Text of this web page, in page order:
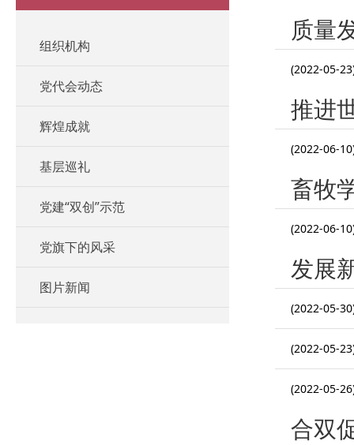
组织机构
党代会动态
辉煌成就
基层巡礼
党建“双创”示范
党旗下的风采
图片新闻
质量
(2022-05-
推进
(2022-06-
畜牧
(2022-06-
发展
(2022-05-
(2022-05-
(2022-05-
合双